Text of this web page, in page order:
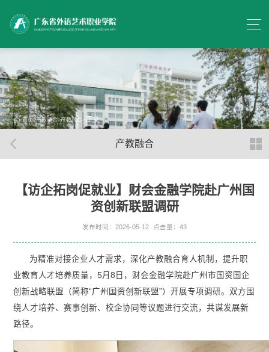
首页>产教融合>产教融合>正文
产教融合
【访企拓岗促就业】财会金融学院赴广州国
资创新联盟调研
发布时间：2026-05-12 点击量：43
为精准对接企业人才需求，深化产教融合育人机制，提升职
业教育人才培养质量，5月8日，财会金融学院赴广州市国资国企
创新战略联盟（简称“广州国资创新联盟”）开展专项调研。双方围
绕人才培养、赛事创新、校企协同等议题进行交流，共谋发展新
路径。